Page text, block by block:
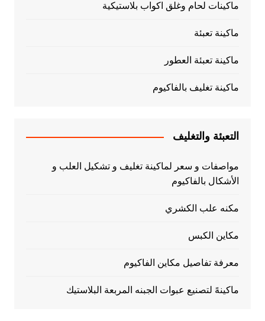
ماكينات لحام وغلق اكواب بلاستيكية
ماكينة تعبئة
ماكينة تعبئة العطور
ماكينة تغليف بالفاكيوم
التعبئة والتغليف
مواصفات و سعر لماكينة تغليف و تشكيل العلب و
الأشكال بالفاكيوم
مكنه علب الكشري
مكاين الكبس
معرفة تفاصيل مكاين الفاكيوم
ماكينهً لتصنيع عبوات الجبنه المربعة البلاستيك